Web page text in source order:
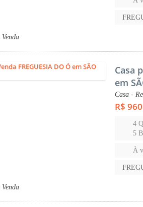
Venda
Casa
em
Casa -
R$
4
5
À
Venda